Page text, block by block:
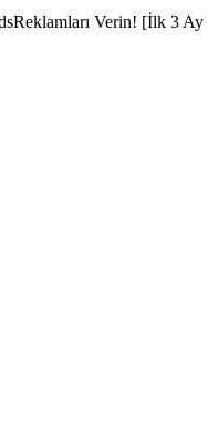
Reklamları Verin! [İlk 3